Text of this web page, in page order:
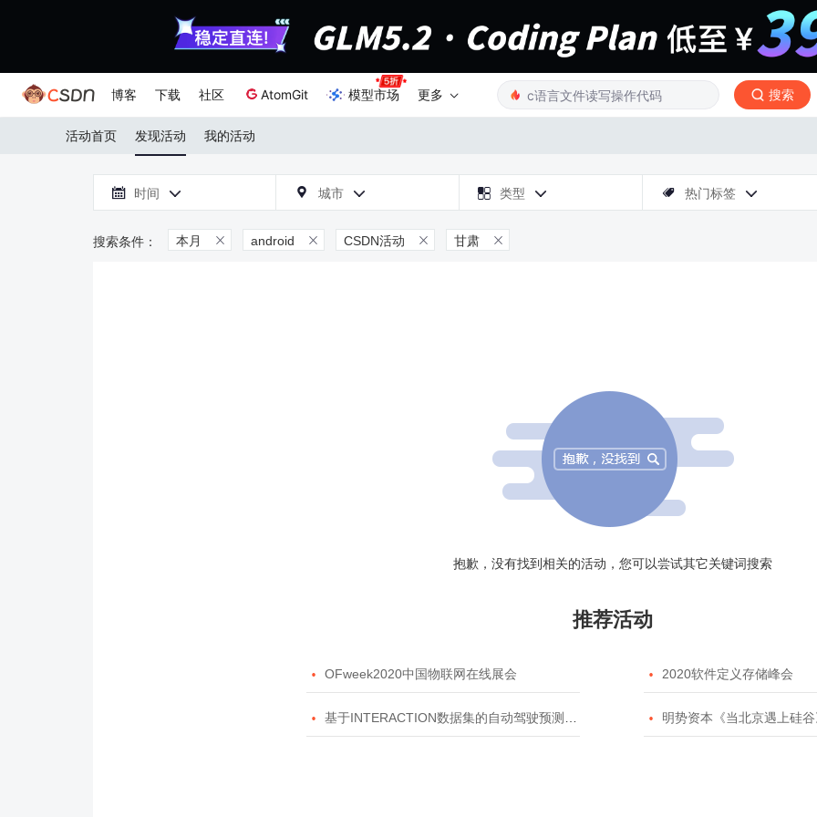
博客 下载 社区 AtomGit 模型市场 更多 搜索
活动首页 发现活动 我的活动
 时间   城市   类型   热门标签 
本月  android  CSDN活动  甘肃 
抱歉，没有找到相关的活动，您可以尝试其它关键词搜索
推荐活动
 OFweek2020中国物联网在线展会  2020软件定义存储峰会
 基于INTERACTION数据集的自动驾驶预测模型挑战赛  明势资本《当北京遇上硅谷》系列